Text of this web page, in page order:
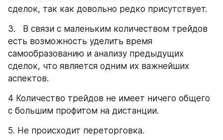
сделок, так как довольно редко присутствует.
3.   В связи с маленьким количеством трейдов
есть возможность уделить время
самообразованию и анализу предыдущих
сделок, что является одним их важнейших
аспектов.
4 Количество трейдов не имеет ничего общего
с большим профитом на дистанции.
5. Не происходит переторговка.